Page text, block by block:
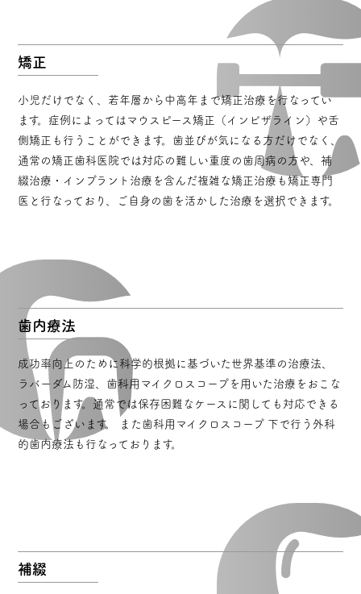
矯正
小児だけでなく、若年層から中高年まで矯正治療を行なってい
ます。症例によってはマウスピース矯正（インビザライン）や舌
側矯正も行うことができます。歯並びが気になる方だけでなく、
通常の矯正歯科医院では対応の難しい重度の歯周病の方や、補
綴治療・インプラント治療を含んだ複雑な矯正治療も矯正専門
医と行なっており、ご自身の歯を活かした治療を選択できます。
歯内療法
成功率向上のために科学的根拠に基づいた世界基準の治療法、
ラバーダム防湿、歯科用マイクロスコープを用いた治療をおこな
っております。通常では保存困難なケースに関しても対応できる
場合もございます。 また歯科用マイクロスコープ 下で行う外科
的歯内療法も行なっております。
補綴